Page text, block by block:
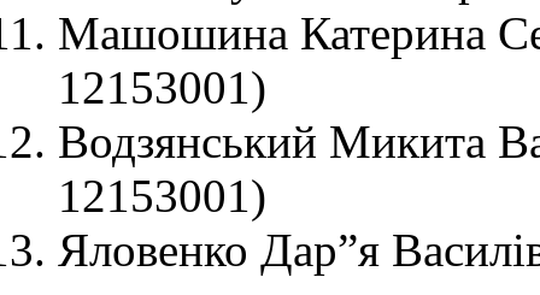
Машошина Катерина
12153001)
Водзянський Микита
12153001)
Яловенко Дар”я